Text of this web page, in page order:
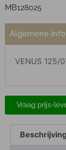
MB128025
Algemene
VENUS 125/
Vraag prijs-
Beschrijving